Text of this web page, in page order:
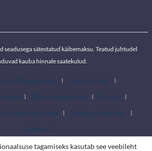
seadusega sätestatud käibemaksu. Teatud juhtudel
kauba hinnale saatekulud.
and shipping costs
Terms of sales
sales
Right of withdrawal
Privacy
terminal locations
Cookie preferences
Contact
tagamiseks kasutab see veebileht